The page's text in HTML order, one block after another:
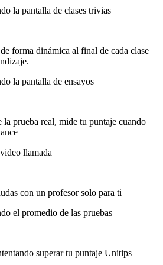
forma dinámica al final de cada clase
prueba real, mide tu puntaje cuando
con un profesor solo para ti
superar tu puntaje Unitips